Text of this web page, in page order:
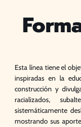
Esta línea tiene el
inspiradas en la
construcción y
racializados,
sistemáticamente
mostrando sus